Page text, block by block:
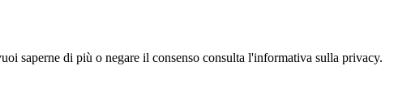
saperne di più o negare il consenso consulta l'informativa sulla privacy.